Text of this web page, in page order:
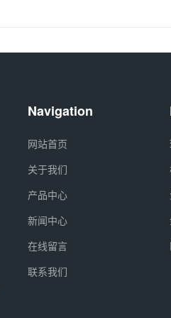
Navigation
网站首页
关于我们
产品中心
新闻中心
在线留言
联系我们